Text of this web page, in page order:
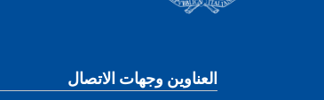
قسم التذييل
العناوين وجهات الاتصال